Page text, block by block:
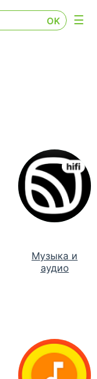
Музыка и
аудио